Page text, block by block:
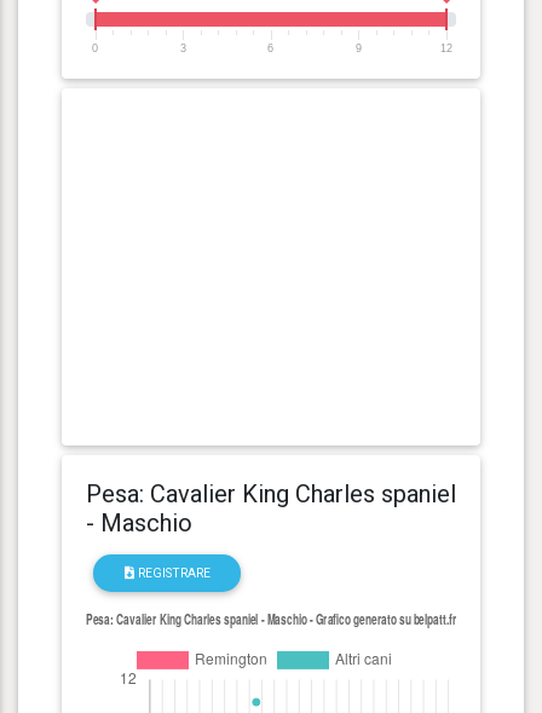
0 3 6 9 12
Pesa: Cavalier King Charles spaniel
- Maschio
REGISTRARE